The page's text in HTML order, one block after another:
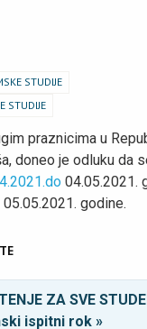
STUDIJE
STUDIJE
praznicima u
doneo je odluku da
04.05.2021.
godine.
ZA SVE
ispitni rok »